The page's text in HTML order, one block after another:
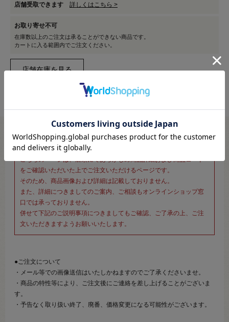
店舗受取できます 詳しくはこちら >
お取り寄せ不可
在庫数以上のご注文は承ることができない商品です。
カートに入る範囲内でご注文ください。
※新宿オカダヤ本店お取り扱い商品のご注文専用ページです※
こちらのページは、店頭にてあらかじめ商品詳細および商品コード
をご確認いただいた上でご注文いただけるページです。
そのため、商品画像および詳細は記載しておりません。
また、詳細につきましてのご案内、ご相談もオンラインショップ窓
口では承っておりません。
併せて下記のご説明事項につきましてもご確認、ご了承の上、ご注
文いただきますようお願いいたします。
●ご注文について
・メール等での画像送信はいたしかねますのでご了承くださいませ。
・商品の特性等により、ご注文後にご連絡を差し上げることがございま
す。
・予告なく取り扱い終了、廃番、価格変更になる可能性がございます。